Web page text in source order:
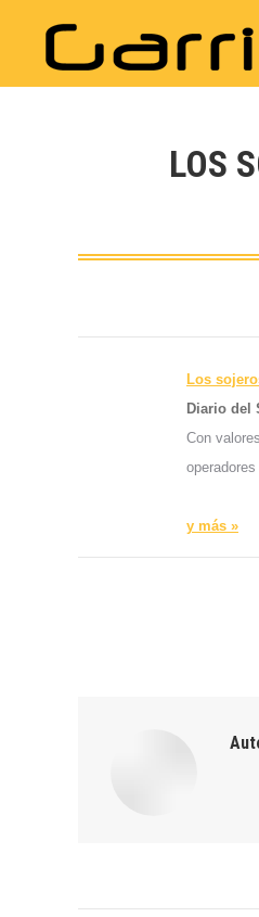
LOS
Los
Diario del
Con
y más »